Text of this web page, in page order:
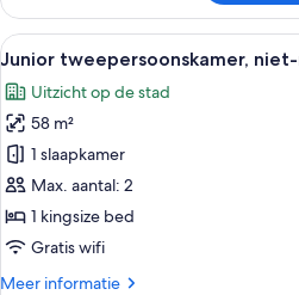
kamer,
niet-
roken
View)
Alle
foto's
voor
Junior
tweepersoonskamer,
niet-
roken
(King)
5
Junior tweepersoonskamer,
Uitzicht op de stad
58 m²
1 slaapkamer
Max. aantal: 2
1 kingsize bed
Gratis wifi
Meer informatie
Meer